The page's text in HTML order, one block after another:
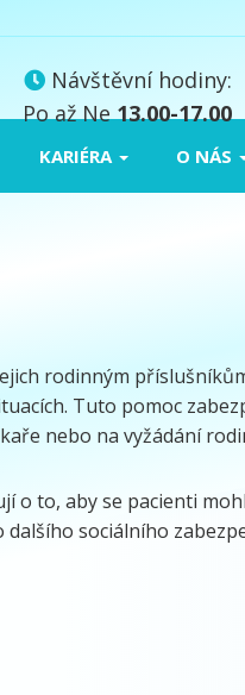
Návštěvní hodiny:
Po až Ne13.00-17.00
KARIÉRA O NÁS
rodinným
Tuto pomoc
nebo na vyžádání
o to, aby se pacienti
sociálního